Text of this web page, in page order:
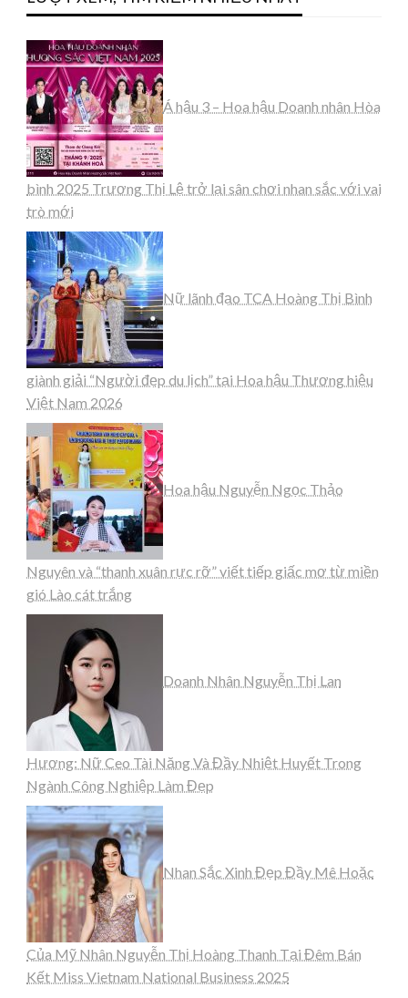
Á hậu 3 – Hoa hậu Doanh nhân Hòa
bình 2025 Trương Thị Lệ trở lại sân chơi nhan sắc với vai
trò mới
Nữ lãnh đạo TCA Hoàng Thị Bình
giành giải “Người đẹp du lịch” tại Hoa hậu Thương hiệu
Việt Nam 2026
Hoa hậu Nguyễn Ngọc Thảo
Nguyên và “thanh xuân rực rỡ” viết tiếp giấc mơ từ miền
gió Lào cát trắng
Doanh Nhân Nguyễn Thị Lan
Hương: Nữ Ceo Tài Năng Và Đầy Nhiệt Huyết Trong
Ngành Công Nghiệp Làm Đẹp
Nhan Sắc Xinh Đẹp Đầy Mê Hoặc
Của Mỹ Nhân Nguyễn Thị Hoàng Thanh Tại Đêm Bán
Kết Miss Vietnam National Business 2025